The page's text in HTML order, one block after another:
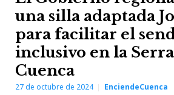
una silla adaptada
para facilitar el
inclusivo en la
Cuenca
27 de octubre de 2024 EnciendeCuenca